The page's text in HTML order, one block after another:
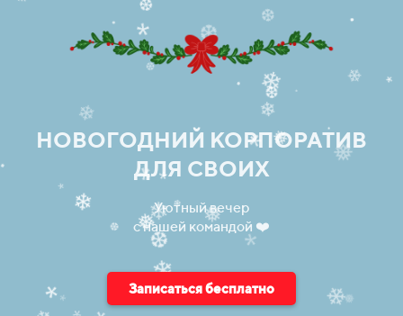
*
❄
❆
❅
.
❄
❄ ❅
* ❅
* .
❅
❄
❄
❆
❄
* ❆
.
❆
❅
НОВОГОДНИЙ КОРПОРАТИВ
ДЛЯ СВОИХ
Уютный вечер
с нашей командой ❤️
Записаться бесплатно